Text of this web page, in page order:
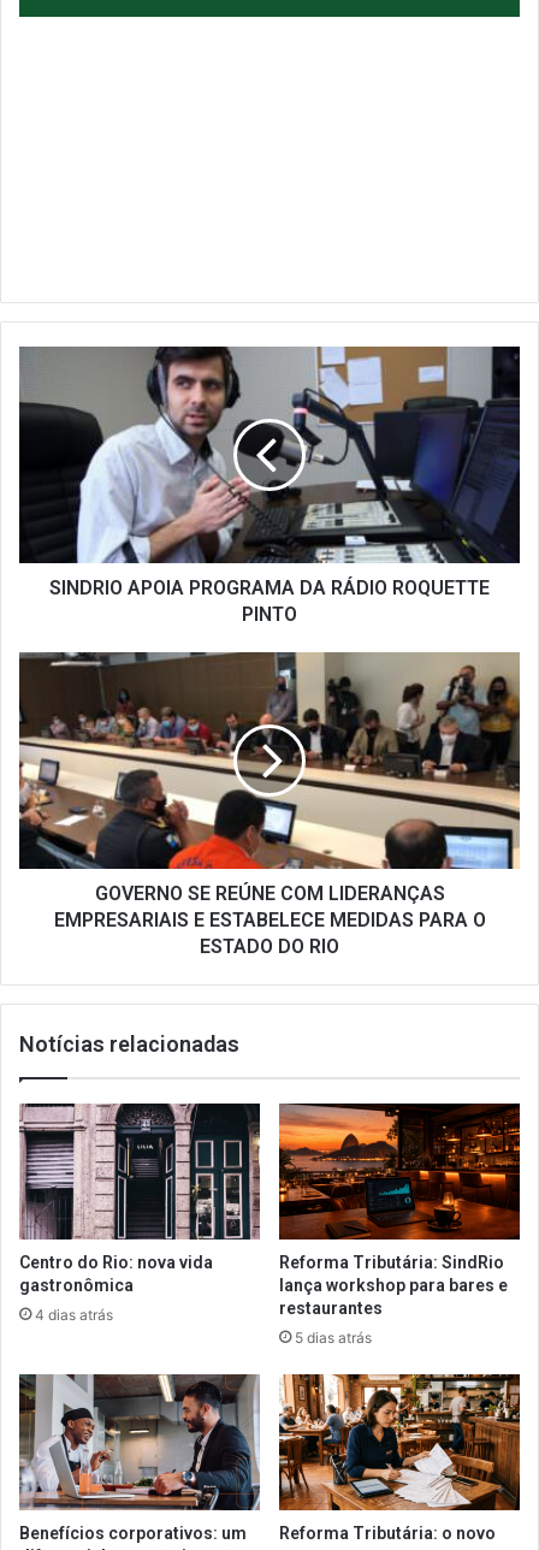
PROGRAMA
ROQUETTE
SINDRIO APOIA PROGRAMA DA RÁDIO ROQUETTE
PINTO
GOVERNO
REÚNE
COM
LIDERANÇAS
EMPRESARIAIS
E
ESTABELECE
MEDIDAS
RIO
GOVERNO SE REÚNE COM LIDERANÇAS
EMPRESARIAIS E ESTABELECE MEDIDAS PARA O
ESTADO DO RIO
Notícias relacionadas
Centro do Rio: nova vida
gastronômica
4 dias atrás
Reforma Tributária: SindRio
lança workshop para bares e
restaurantes
5 dias atrás
Benefícios corporativos: um
Reforma Tributária: o novo